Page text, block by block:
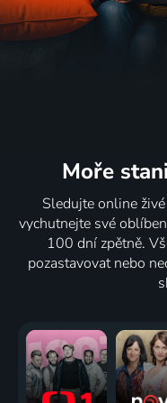
Moře
Sledujte online
vychutnejte své
100 dní zpětně.
pozastavovat nebo